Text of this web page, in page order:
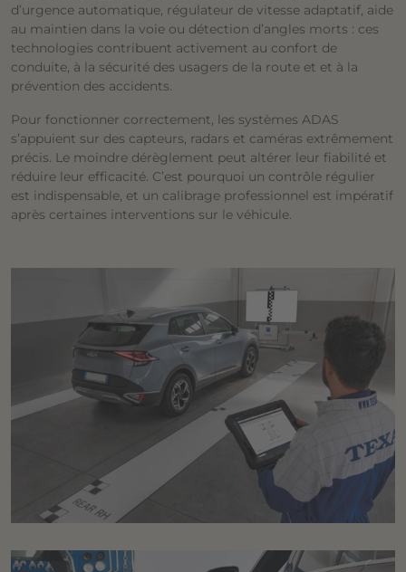
d’urgence automatique, régulateur de vitesse adaptatif, aide
au maintien dans la voie ou détection d’angles morts : ces
technologies contribuent activement au confort de
conduite, à la sécurité des usagers de la route et et à la
prévention des accidents.
Pour fonctionner correctement, les systèmes ADAS
s’appuient sur des capteurs, radars et caméras extrêmement
précis. Le moindre dérèglement peut altérer leur fiabilité et
réduire leur efficacité. C’est pourquoi un contrôle régulier
est indispensable, et un calibrage professionnel est impératif
après certaines interventions sur le véhicule.